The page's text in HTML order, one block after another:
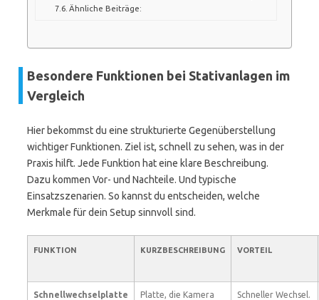
Ähnliche Beiträge:
Besondere Funktionen bei Stativanlagen im
Vergleich
Hier bekommst du eine strukturierte Gegenüberstellung
wichtiger Funktionen. Ziel ist, schnell zu sehen, was in der
Praxis hilft. Jede Funktion hat eine klare Beschreibung.
Dazu kommen Vor- und Nachteile. Und typische
Einsatzszenarien. So kannst du entscheiden, welche
Merkmale für dein Setup sinnvoll sind.
FUNKTION KURZBESCHREIBUNG VORTEIL
Schnellwechselplatte
Platte, die Kamera
Schneller Wechsel.